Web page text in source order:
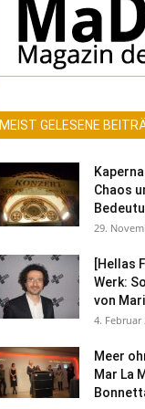
MEIST GELESENE
Chaos
29.
[Hellas
Werk:
von
4. Februar
Meer
Mar La